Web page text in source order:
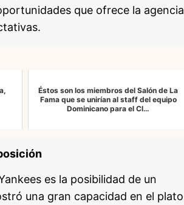
que ofrece la agencia
Éstos son los miembros del Salón de La
Fama que se unirían al staff del equipo
Dominicano para el Cl…
es la posibilidad de un
una gran capacidad en el plato